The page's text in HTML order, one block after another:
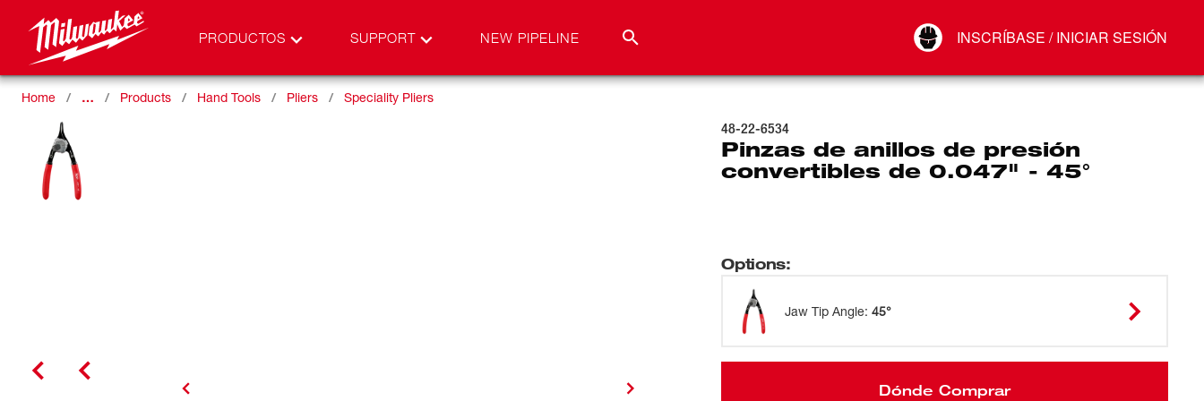
PRODUCTOS SUPPORT NEW PIPELINE INSCRÍBASE / INICIAR SESIÓN
Conectar
Home … Products Hand Tools Pliers Speciality Pliers
48-22-6534
Pinzas de anillos de presión
convertibles de 0.047" - 45°
Options:
Jaw Tip Angle: 45°
Dónde Comprar